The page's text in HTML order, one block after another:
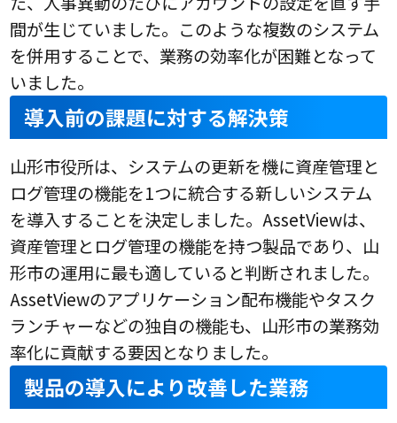
間が生じていました。このような複数のシステム
を併用することで、業務の効率化が困難となって
いました。
導入前の課題に対する解決策
山形市役所は、システムの更新を機に資産管理と
ログ管理の機能を1つに統合する新しいシステム
を導入することを決定しました。AssetViewは、
資産管理とログ管理の機能を持つ製品であり、山
形市の運用に最も適していると判断されました。
AssetViewのアプリケーション配布機能やタスク
ランチャーなどの独自の機能も、山形市の業務効
率化に貢献する要因となりました。
製品の導入により改善した業務